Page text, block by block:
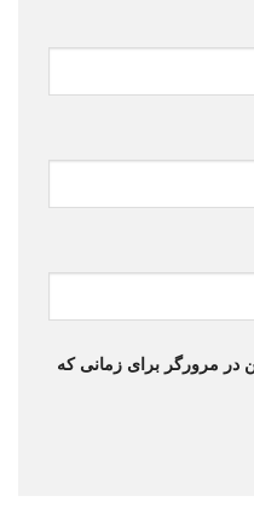
در مرورگر برای زمانی که